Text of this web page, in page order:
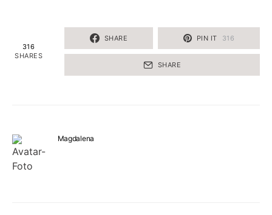
316
SHARES
SHARE PIN IT 316
SHARE
Magdalena